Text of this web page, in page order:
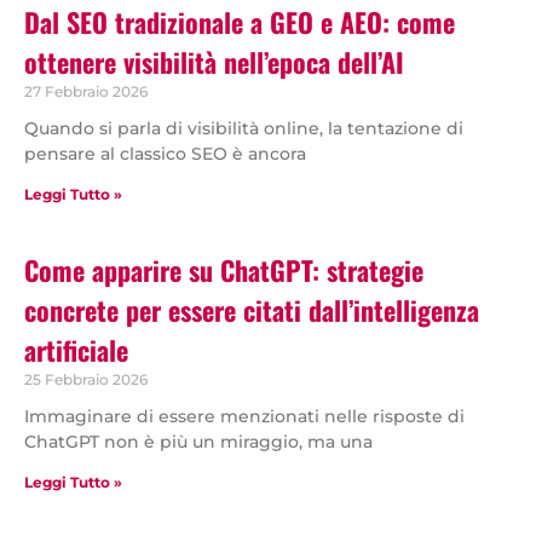
Dal SEO tradizionale a GEO e AEO: come
ottenere visibilità nell’epoca dell’AI
27 Febbraio 2026
Quando si parla di visibilità online, la tentazione di
pensare al classico SEO è ancora
Leggi Tutto »
Come apparire su ChatGPT: strategie
concrete per essere citati dall’intelligenza
artificiale
25 Febbraio 2026
Immaginare di essere menzionati nelle risposte di
ChatGPT non è più un miraggio, ma una
Leggi Tutto »